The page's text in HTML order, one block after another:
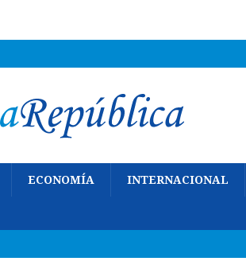
ECONOMÍA INTERNACIONAL